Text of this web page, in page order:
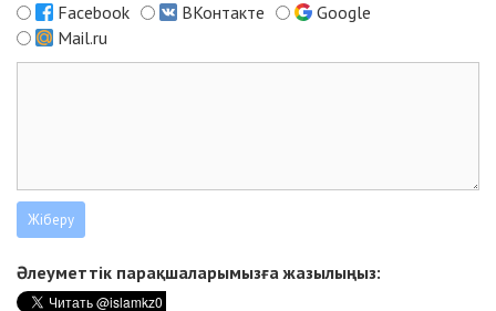
Facebook
ВКонтакте
Google
Mail.ru
Әлеуметтік парақшаларымызға жазылыңыз: